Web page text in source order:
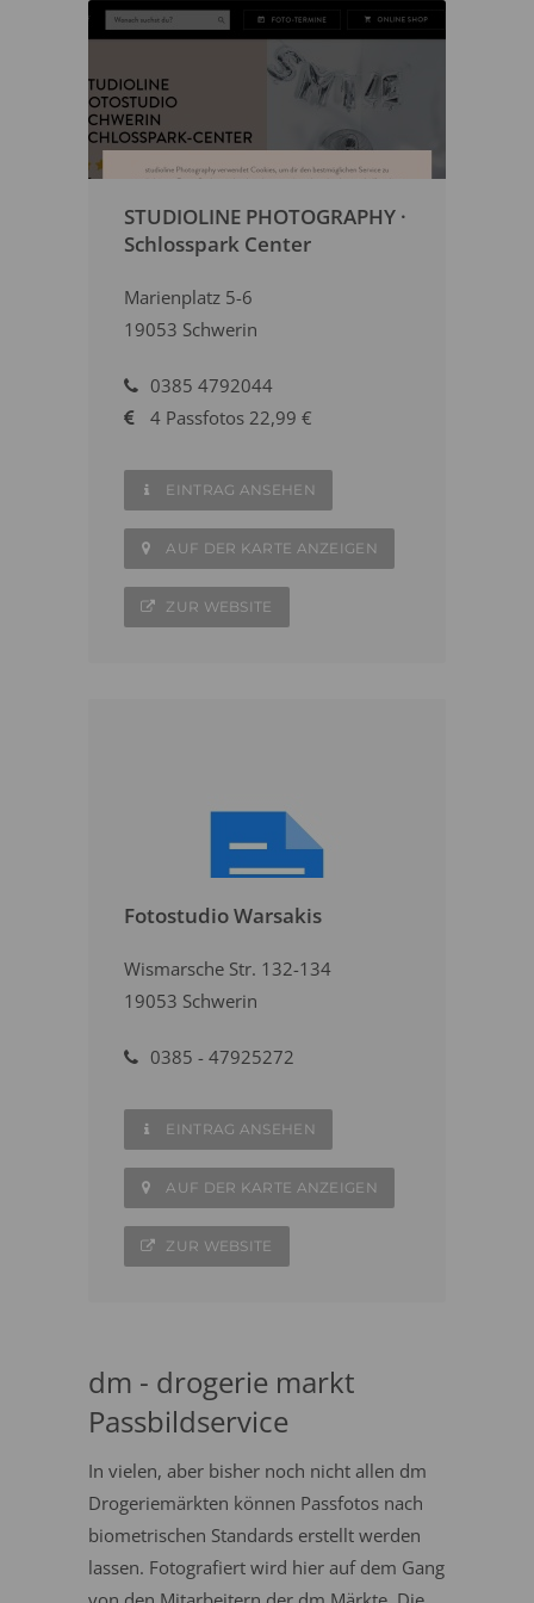
STUDIOLINE PHOTOGRAPHY ·
Schlosspark Center
Marienplatz 5-6
19053 Schwerin
0385 4792044
4 Passfotos 22,99 €
EINTRAG ANSEHEN
AUF DER KARTE ANZEIGEN
ZUR WEBSITE
Fotostudio Warsakis
Wismarsche Str. 132-134
19053 Schwerin
0385 - 47925272
EINTRAG ANSEHEN
AUF DER KARTE ANZEIGEN
ZUR WEBSITE
dm - drogerie markt
Passbildservice
In vielen, aber bisher noch nicht allen dm
Drogeriemärkten können Passfotos nach
biometrischen Standards erstellt werden
lassen. Fotografiert wird hier auf dem Gang